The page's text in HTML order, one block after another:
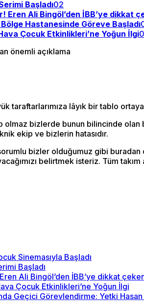
Başladı02
Eren Ali Bingöl’den İBB’ye dikkat
Hastanesinde Göreve Başladı
Çocuk Etkinlikleri’ne Yoğun İlgi
taraftarlarımıza lâyık bir tablo
olmaz bizlerde bunun bilincinde olan
ekip ve bizlerin hatasıdır.
bizler olduğumuz gibi
belirtmek isteriz. Tüm
Sinemasıyla Başladı
Başladı
Ali Bingöl’den İBB’ye dikkat
Çocuk Etkinlikleri’ne Yoğun İlgi
Geçici Görevlendirme: Yetki Hasan